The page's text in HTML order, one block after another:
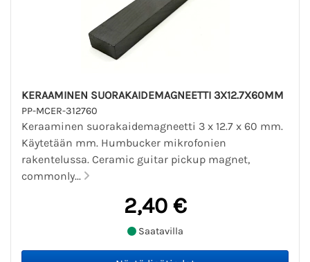
KERAAMINEN SUORAKAIDEMAGNEETTI 3X12.7X60MM
PP-MCER-312760
Keraaminen suorakaidemagneetti 3 x 12.7 x 60 mm.
Käytetään mm. Humbucker mikrofonien
rakentelussa. Ceramic guitar pickup magnet,
commonly...
2,40 €
Saatavilla